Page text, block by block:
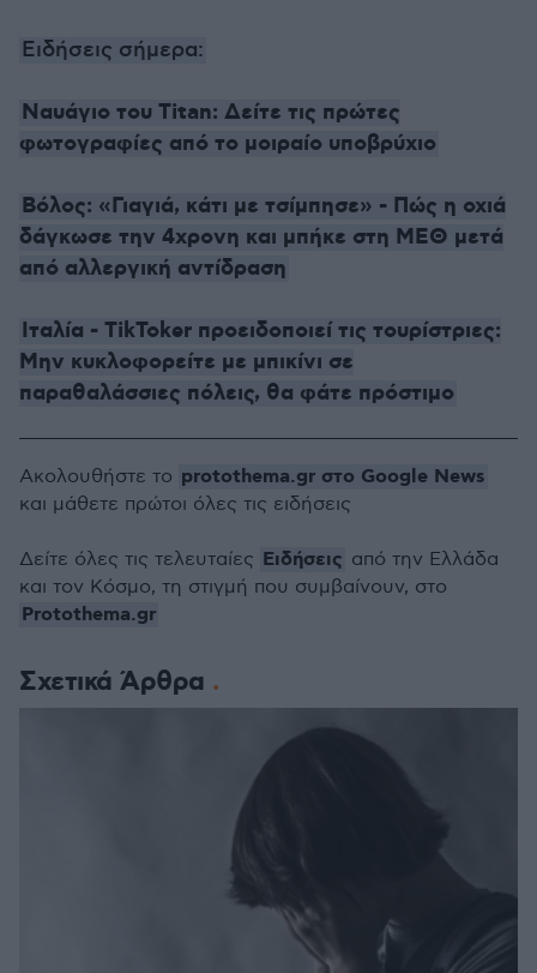
Ειδήσεις σήμερα:
Ναυάγιο του Titan: Δείτε τις πρώτες
φωτογραφίες από το μοιραίο υποβρύχιο
Βόλος: «Γιαγιά, κάτι με τσίμπησε» - Πώς η οχιά
δάγκωσε την 4χρονη και μπήκε στη ΜΕΘ μετά
από αλλεργική αντίδραση
Ιταλία - TikToker προειδοποιεί τις τουρίστριες:
Μην κυκλοφορείτε με μπικίνι σε
παραθαλάσσιες πόλεις, θα φάτε πρόστιμο
Σχετικά Άρθρα
Ακολουθήστε το protothema.gr στο Google News
και μάθετε πρώτοι όλες τις ειδήσεις
Δείτε όλες τις τελευταίες Ειδήσεις από την Ελλάδα
και τον Κόσμο, τη στιγμή που συμβαίνουν, στο
Protothema.gr